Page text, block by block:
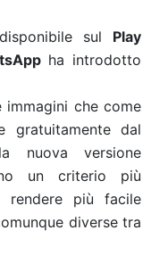
sul Play
ha introdotto
immagini che come
gratuitamente dal
nuova versione
un criterio più
rendere più facile
diverse tra